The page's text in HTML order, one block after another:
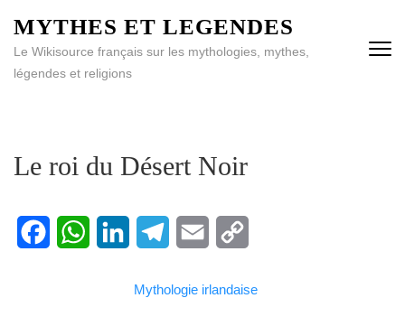
MYTHES ET LEGENDES
Le Wikisource français sur les mythologies, mythes,
légendes et religions
Le roi du Désert Noir
Link
Mythologie irlandaise